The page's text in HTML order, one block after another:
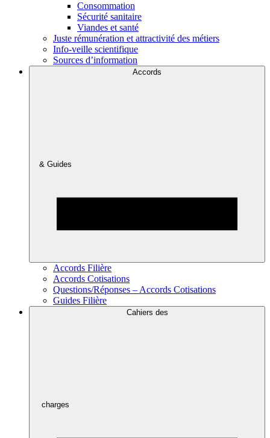
Consommation
Sécurité sanitaire
Viandes et santé
Juste rémunération et attractivité des métiers
Info-veille scientifique
Sources d’information
Accords
& Guides
Accords Filière
Accords Cotisations
Questions/Réponses – Accords Cotisations
Guides Filière
Cahiers des
charges